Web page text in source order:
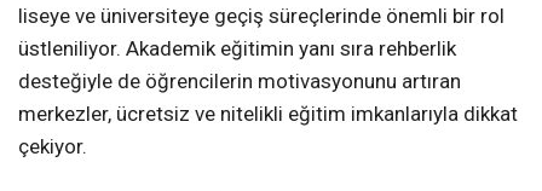
liseye ve üniversiteye geçiş süreçlerinde önemli bir rol
üstleniliyor. Akademik eğitimin yanı sıra rehberlik
desteğiyle de öğrencilerin motivasyonunu artıran
merkezler, ücretsiz ve nitelikli eğitim imkanlarıyla dikkat
çekiyor.